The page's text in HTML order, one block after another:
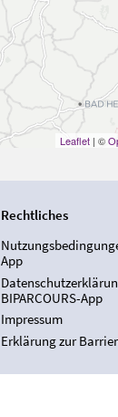
Leaflet| ©
Rechtliches
App
BIPARCOURS-App
Impressum
Erklärung zur